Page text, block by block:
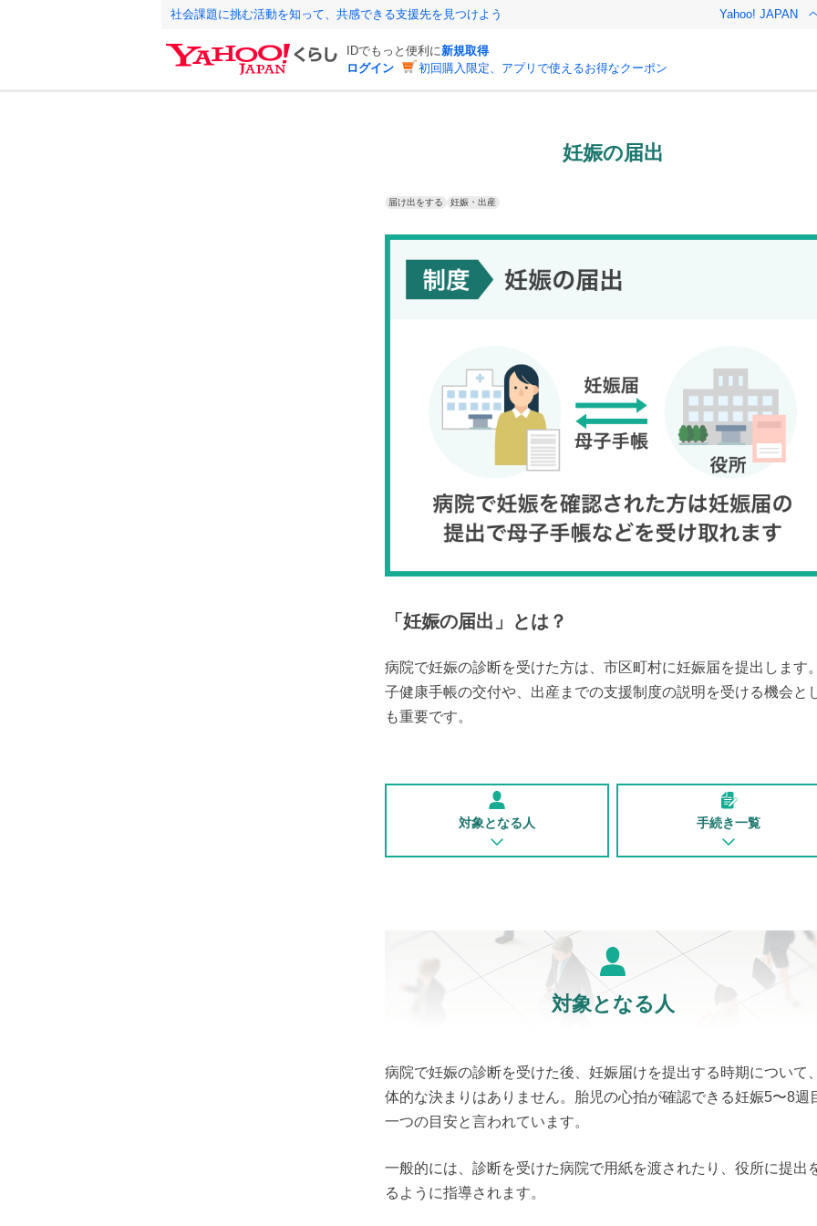
社会課題に挑む活動を知って、共感できる支援先を見つけよう Yahoo! JAPAN
IDでもっと便利に新規取得
ログイン
初回購入限定、アプリで使えるお得なクーポン
妊娠の届出
届け出をする 妊娠・出産
「 妊娠の届出 」とは？
病院で妊娠の診断を受けた方は、市区町村に妊娠届を提出します
子健康手帳の交付や、出産までの支援制度の説明を受ける機会と
も重要です。
対象となる人 手続き一覧
対象となる人
病院で妊娠の診断を受けた後、妊娠届けを提出する時期について
体的な決まりはありません。胎児の心拍が確認できる妊娠5〜8週
一つの目安と言われています。
一般的には、診断を受けた病院で用紙を渡されたり、役所に提出
るように指導されます。